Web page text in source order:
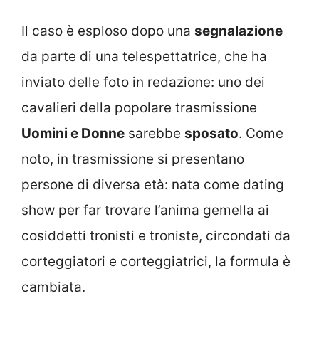
Il caso è esploso dopo una segnalazione
da parte di una telespettatrice, che ha
inviato delle foto in redazione: uno dei
cavalieri della popolare trasmissione
Uomini e Donne sarebbe sposato. Come
noto, in trasmissione si presentano
persone di diversa età: nata come dating
show per far trovare l’anima gemella ai
cosiddetti tronisti e troniste, circondati da
corteggiatori e corteggiatrici, la formula è
cambiata.